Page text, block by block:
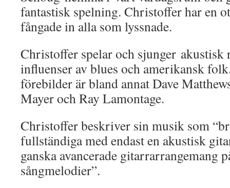
fantastisk spelning. Christoffer har en
fångade in alla som lyssnade.
Christoffer spelar och sjunger akustisk
influenser av blues och amerikansk
förebilder är bland annat Dave
Mayer och Ray Lamontage.
Christoffer beskriver sin musik som
fullständiga med endast en akustisk
ganska avancerade gitarrarrangemang
sångmelodier”.